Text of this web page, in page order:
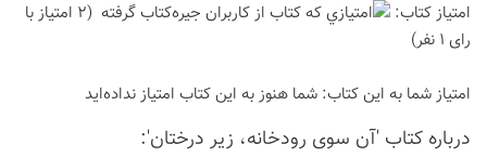
امتیاز كتاب:
(2 امتیاز با
رای 1 نفر)
امتیاز شما به این كتاب: شما هنوز به این كتاب امتیاز نداده‌اید
درباره كتاب 'آن سوی رودخانه، زیر درختان':